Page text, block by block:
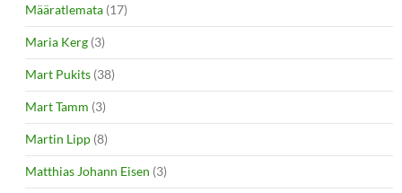
Määratlemata (17)
Maria Kerg (3)
Mart Pukits (38)
Mart Tamm (3)
Martin Lipp (8)
Matthias Johann Eisen (3)